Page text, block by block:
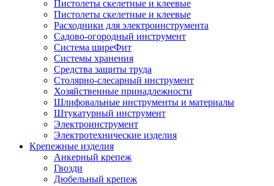
Пистолеты скелетные и клеевые
Пистолеты скелетные и клеевые
Расходники для электроинструмента
Садово-огородный инструмент
Система ширеФит
Системы хранения
Средства защиты труда
Столярно-слесарный инструмент
Хозяйственные принадлежности
Шлифовальные инструменты и материалы
Штукатурный инструмент
Электроинструмент
Электротехнические изделия
Крепежные изделия
Анкерный крепеж
Гвозди
Дюбельный крепеж